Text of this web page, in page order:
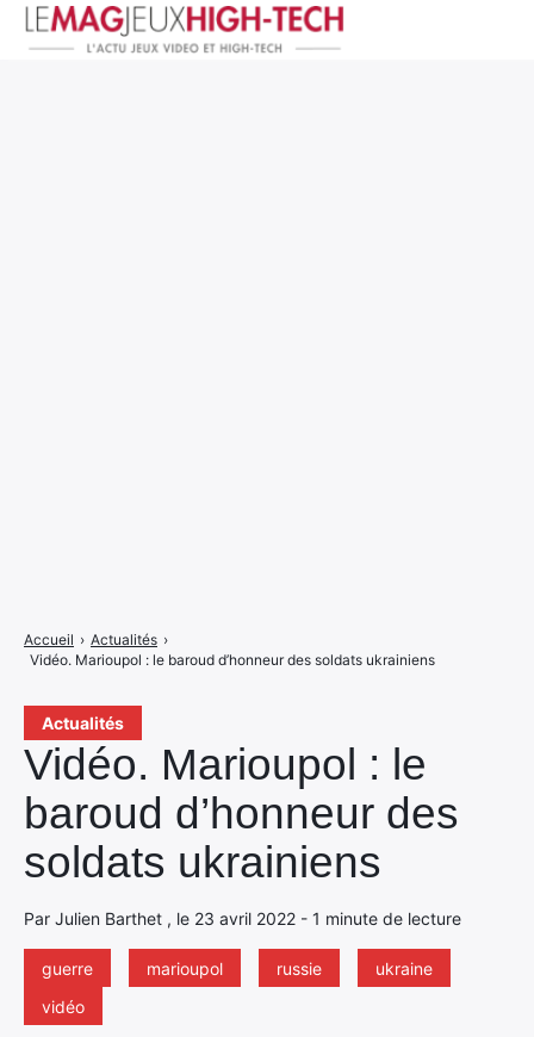
Actualités
Vidéo. Marioupol : le
baroud d’honneur des
soldats ukrainiens
Par Julien Barthet , le 23 avril 2022 - 1 minute de lecture
guerre marioupol russie
ukraine
vidéo
Accueil › Actualités ›
Vidéo. Marioupol : le baroud d’honneur des soldats ukrainiens